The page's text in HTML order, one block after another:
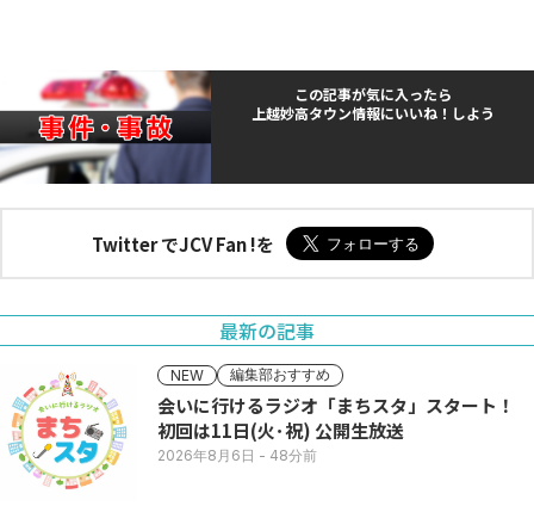
この記事が気に入ったら
上越妙高タウン情報にいいね！しよう
Twitter でJCV Fan !を
最新の記事
NEW 編集部おすすめ
会いに行けるラジオ「まちスタ」スタート！
初回は11日(火･祝) 公開生放送
2026年8月6日 - 48分前